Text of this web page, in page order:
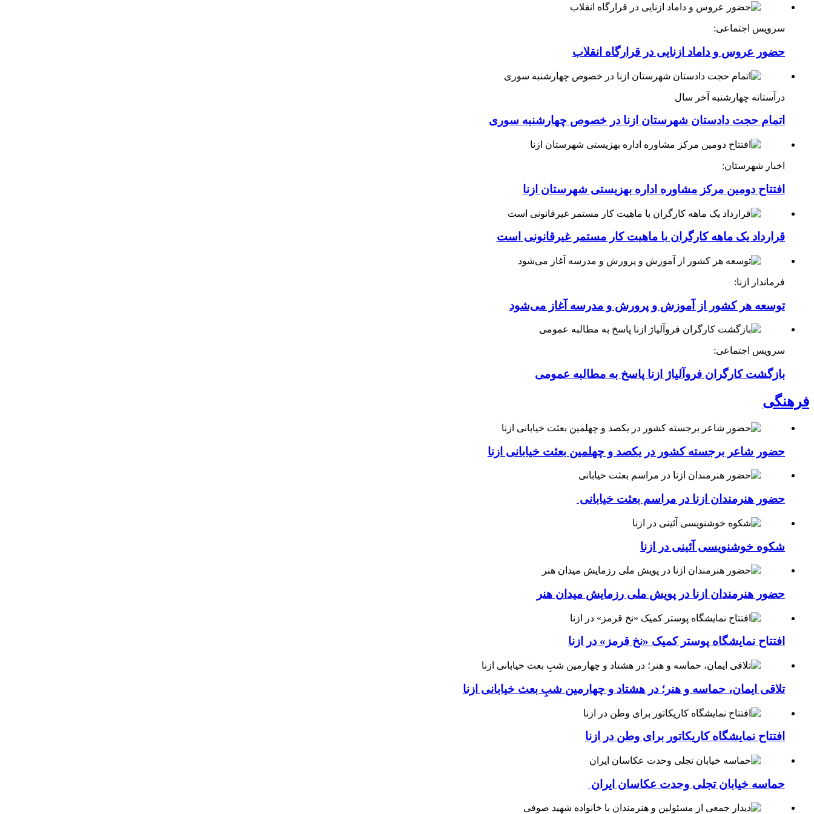
سرویس اجتماعی:
حضور عروس و داماد ازنایی در قرارگاه انقلاب
درآستانه چهارشنبه آخر سال
اتمام حجت دادستان شهرستان ازنا در خصوص چهارشنبه ‌سوری
اخبار شهرستان:
افتتاح دومین مرکز مشاوره اداره بهزیستی شهرستان ازنا
قرارداد یک ماهه کارگران با ماهیت کار مستمر غیرقانونی است
فرماندار ازنا:
توسعه هر کشور از آموزش و پرورش و مدرسه آغاز می‌شود
سرویس اجتماعی:
بازگشت کارگران فروآلیاژ ازنا پاسخ به مطالبه عمومی
فرهنگی
حضور شاعر برجسته کشور در یکصد و چهلمین بعثت خیابانی ازنا
حضور هنرمندان ازنا در مراسم بعثت خیابانی
شکوه خوشنویسی آئینی در ازنا
حضور هنرمندان ازنا در پویش ملی رزمایش میدان هنر
افتتاح نمایشگاه پوستر کمیک «نخ قرمز» در ازنا
تلاقی ایمان، حماسه و هنر؛ در هشتاد و چهارمین شبِ بعث خیابانی ازنا
افتتاح نمایشگاه کاریکاتور برای وطن در ازنا
حماسه خیابان تجلی وحدت عکاسان ایران